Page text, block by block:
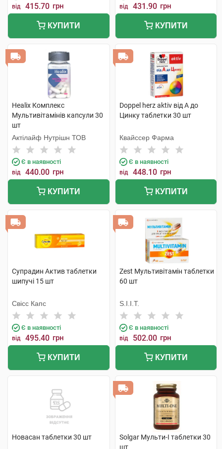
від 415.70 грн
КУПИТИ
від 431.90 грн
КУПИТИ
Healix Комплекс
Мультивітамінів капсули 30
шт
Актілайф Нутрішн ТОВ
Є в наявності
від 440.00 грн
КУПИТИ
Doppel herz aktiv від А до
Цинку таблетки 30 шт
Квайссер Фарма
Є в наявності
від 448.10 грн
КУПИТИ
Супрадин Актив таблетки
шипучі 15 шт
Свісс Капс
Є в наявності
від 495.40 грн
КУПИТИ
Zest Мультивітамін таблетки
60 шт
S.I.I.T.
Є в наявності
від 502.00 грн
КУПИТИ
Новасан таблетки 30 шт
Solgar Мульти-I таблетки 30
шт